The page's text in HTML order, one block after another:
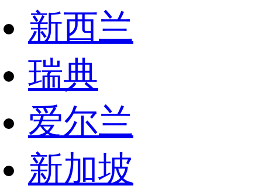
新西兰
瑞典
爱尔兰
新加坡